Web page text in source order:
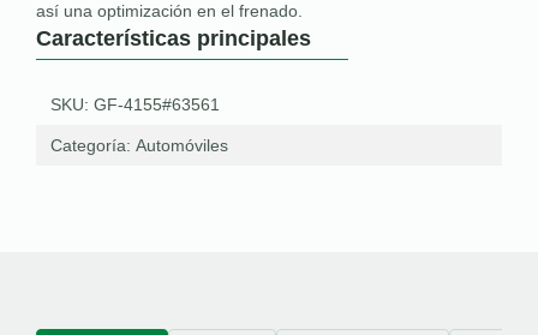
así una optimización en el frenado.
Características principales
SKU: GF-4155#63561
Categoría: Automóviles